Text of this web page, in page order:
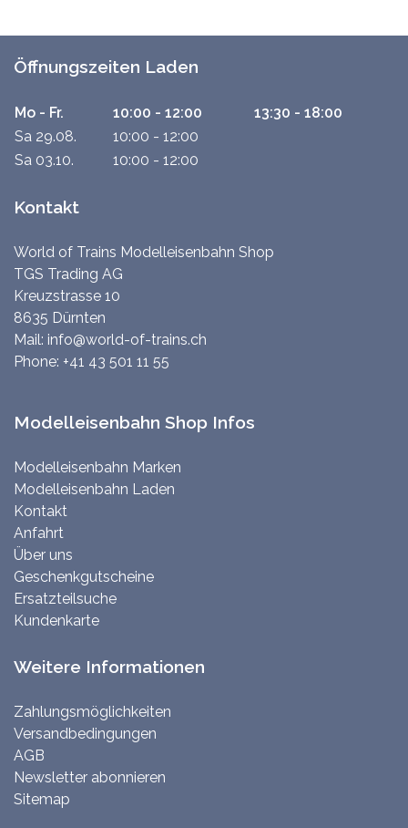
Öffnungszeiten Laden
Mo - Fr. 10:00 - 12:00
13:30 - 18:00
Sa 29.08.
10:00 - 12:00
Sa 03.10.
10:00 - 12:00
Kontakt
World of Trains Modelleisenbahn Shop
TGS Trading AG
Kreuzstrasse 10
8635 Dürnten
Mail: info@world-of-trains.ch
Phone: +41 43 501 11 55
Modelleisenbahn Shop Infos
Modelleisenbahn Marken
Modelleisenbahn Laden
Kontakt
Anfahrt
Über uns
Geschenkgutscheine
Ersatzteilsuche
Kundenkarte
Weitere Informationen
Zahlungsmöglichkeiten
Versandbedingungen
AGB
Newsletter abonnieren
Sitemap